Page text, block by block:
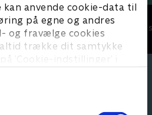
anvende cookie-data til
på egne og andres
og fravælge cookies
altid trække dit samtykke
’Cookie-indstillinger’ i
Molang
Børneserier • 2